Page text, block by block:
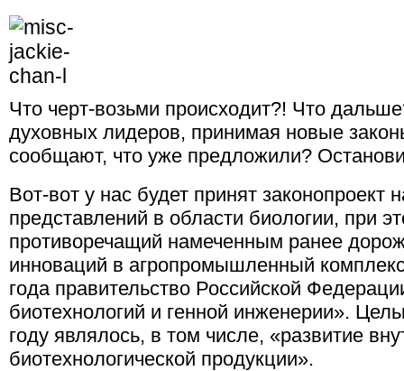
Что черт-возьми происходит?! Что
духовных лидеров, принимая новые
сообщают, что уже предложили?
Вот-вот у нас будет принят законопроект
представлений в области биологии, при
противоречащий намеченным ранее
инноваций в агропромышленный
года правительство Российской
биотехнологий и генной инженерии».
году являлось, в том числе, «развитие
биотехнологической продукции».